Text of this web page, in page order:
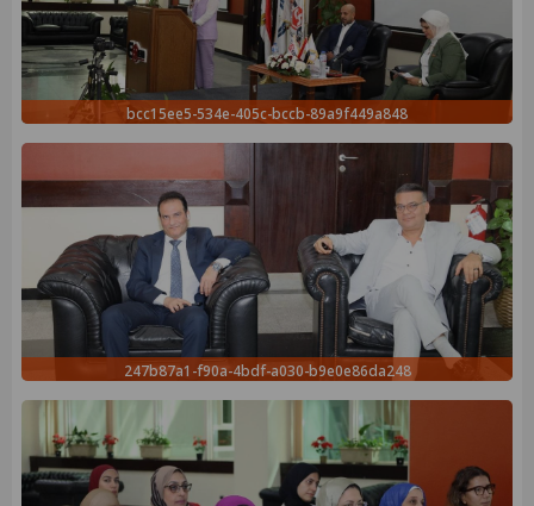
bcc15ee5-534e-405c-bccb-89a9f449a848
247b87a1-f90a-4bdf-a030-b9e0e86da248